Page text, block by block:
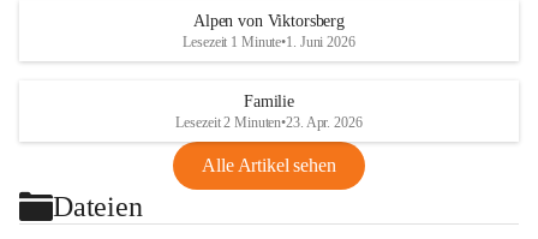
Alpen von Viktorsberg
Lesezeit 1 Minute•1. Juni 2026
Familie
Lesezeit 2 Minuten•23. Apr. 2026
Alle Artikel sehen
Dateien